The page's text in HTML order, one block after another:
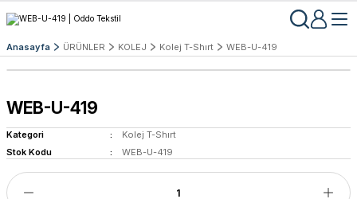
Anasayfa ÜRÜNLER KOLEJ Kolej T-Shırt WEB-U-419
WEB-U-419
Kategori
Kolej T-Shırt
Stok Kodu
WEB-U-419